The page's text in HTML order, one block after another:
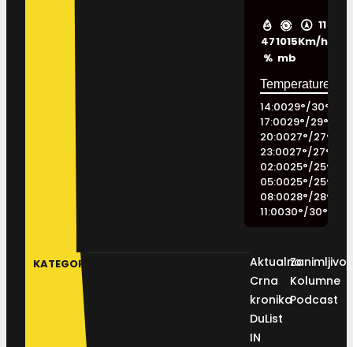
47
%
1015
mb
11
Km/h
14:0029°/30°
17:0029°/29°
20:0027°/27°
23:0027°/27°
02:0025°/25°
05:0025°/25°
08:0028°/28°
11:0030°/30°
KATEGORIJE
Aktualno
Crna
kronika
DuList
IN
Kolumne
Podcast